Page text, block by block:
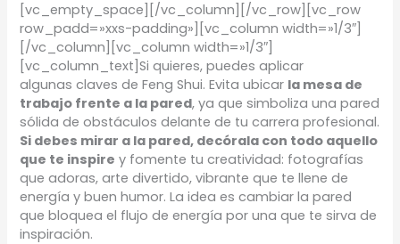
[vc_empty_space][/vc_column][/vc_row][vc_row
row_padd=»xxs-padding»][vc_column width=»1/3″]
[/vc_column][vc_column width=»1/3″]
[vc_column_text]Si quieres, puedes aplicar
algunas claves de Feng Shui. Evita ubicar la mesa de
trabajo frente a la pared, ya que simboliza una pared
sólida de obstáculos delante de tu carrera profesional.
Si debes mirar a la pared, decórala con todo aquello
que te inspire y fomente tu creatividad: fotografías
que adoras, arte divertido, vibrante que te llene de
energía y buen humor. La idea es cambiar la pared
que bloquea el flujo de energía por una que te sirva de
inspiración.